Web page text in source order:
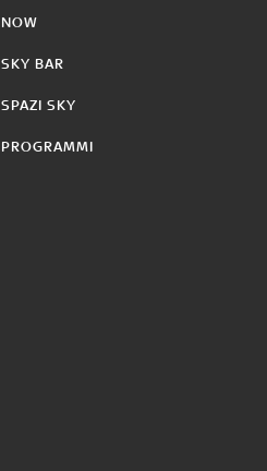
NOW
SKY BAR
SPAZI SKY
PROGRAMMI